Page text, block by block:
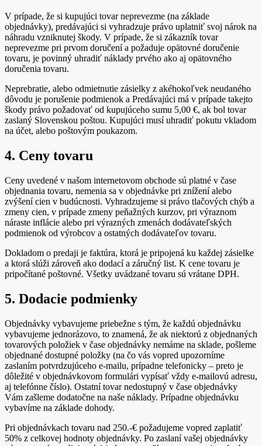
V prípade, že si kupujúci tovar neprevezme (na základe
objednávky), predávajúci si vyhradzuje právo uplatniť svoj nárok na
náhradu vzniknutej škody. V prípade, že si zákazník tovar
neprevezme pri prvom doručení a požaduje opätovné doručenie
tovaru, je povinný uhradiť náklady prvého ako aj opätovného
doručenia tovaru.
Neprebratie, alebo odmietnutie zásielky z akéhokoľvek neudaného
dôvodu je porušenie podmienok a Predávajúci má v prípade takejto
škody právo požadovať od kupujúceho sumu 5,00 €, ak bol tovar
zaslaný Slovenskou poštou. Kupujúci musí uhradiť pokutu vkladom
na účet, alebo poštovým poukazom.
4. Ceny tovaru
Ceny uvedené v našom internetovom obchode sú platné v čase
objednania tovaru, nemenia sa v objednávke pri znížení alebo
zvýšení cien v budúcnosti. Vyhradzujeme si právo tlačových chýb a
zmeny cien, v prípade zmeny peňažných kurzov, pri výraznom
náraste inflácie alebo pri výrazných zmenách dodávateľských
podmienok od výrobcov a ostatných dodávateľov tovaru.
Dokladom o predaji je faktúra, ktorá je pripojená ku každej zásielke
a ktorá slúži zároveň ako dodací a záručný list. K cene tovaru je
pripočítané poštovné. Všetky uvádzané tovaru sú vrátane DPH.
5. Dodacie podmienky
Objednávky vybavujeme priebežne s tým, že každú objednávku
vybavujeme jednorázovo, to znamená, že ak niektorú z objednaných
tovarových položiek v čase objednávky nemáme na sklade, pošleme
objednané dostupné položky (na čo vás vopred upozorníme
zaslaním potvrdzujúceho e-mailu, prípadne telefonicky – preto je
dôležité v objednávkovom formulári vypísať vždy e-mailovú adresu,
aj telefónne číslo). Ostatní tovar nedostupný v čase objednávky
Vám zašleme dodatočne na naše náklady. Prípadne objednávku
vybavíme na základe dohody.
Pri objednávkach tovaru nad 250.-€ požadujeme vopred zaplatiť
50% z celkovej hodnoty objednávky. Po zaslaní vašej objednávky